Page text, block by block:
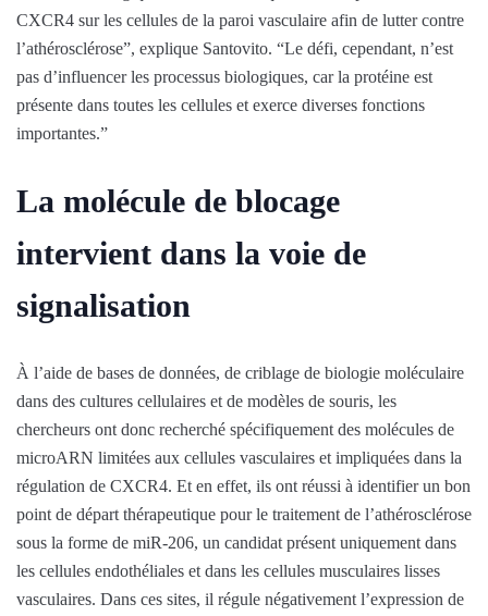
CXCR4 sur les cellules de la paroi vasculaire afin de lutter contre
l’athérosclérose”, explique Santovito. “Le défi, cependant, n’est
pas d’influencer les processus biologiques, car la protéine est
présente dans toutes les cellules et exerce diverses fonctions
importantes.”
La molécule de blocage
intervient dans la voie de
signalisation
À l’aide de bases de données, de criblage de biologie moléculaire
dans des cultures cellulaires et de modèles de souris, les
chercheurs ont donc recherché spécifiquement des molécules de
microARN limitées aux cellules vasculaires et impliquées dans la
régulation de CXCR4. Et en effet, ils ont réussi à identifier un bon
point de départ thérapeutique pour le traitement de l’athérosclérose
sous la forme de miR-206, un candidat présent uniquement dans
les cellules endothéliales et dans les cellules musculaires lisses
vasculaires. Dans ces sites, il régule négativement l’expression de